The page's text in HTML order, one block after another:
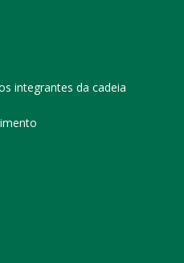
integrantes da cadeia